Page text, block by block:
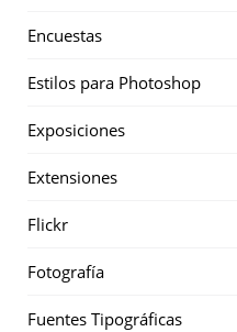
Encuestas
Estilos para Photoshop
Exposiciones
Extensiones
Flickr
Fotografía
Fuentes Tipográficas